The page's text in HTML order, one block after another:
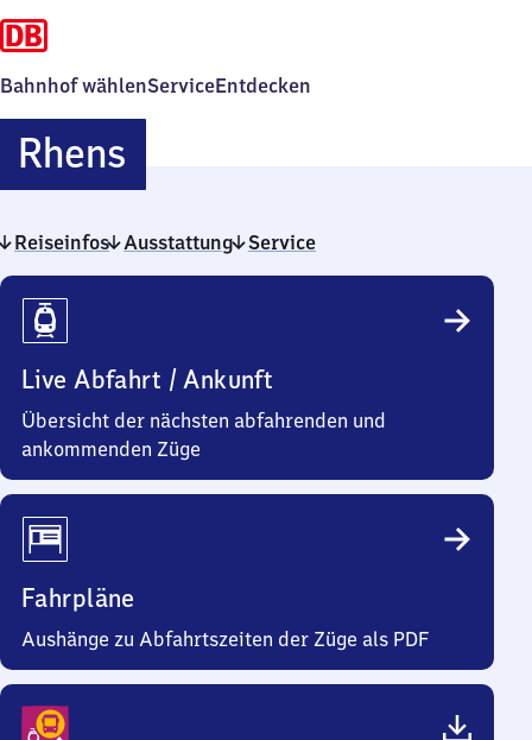
Bahnhof wählenServiceEntdecken
RhensRhens
Reiseinfos Ausstattung Service
Reiseinfos
Live Abfahrt / Ankunft
Übersicht der nächsten abfahrenden und
ankommenden Züge
Fahrpläne
Aushänge zu Abfahrtszeiten der Züge als PDF